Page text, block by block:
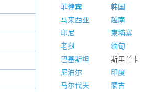
菲律宾
韩国
马来西亚
越南
印尼
柬埔寨
老挝
缅甸
巴基斯坦
斯里兰卡
尼泊尔
印度
马尔代夫
蒙古